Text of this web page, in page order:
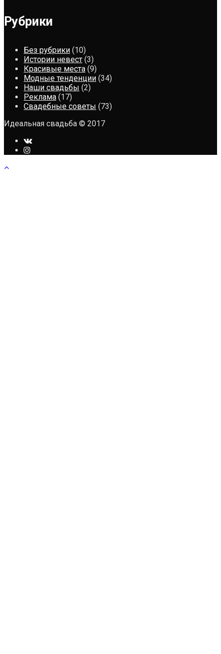
Рубрики
Без рубрики (10)
Истории невест (3)
Красивые места (9)
Модные тенденции (34)
Наши свадьбы (2)
Реклама (17)
Свадебные советы (73)
Идеальная свадьба © 2017